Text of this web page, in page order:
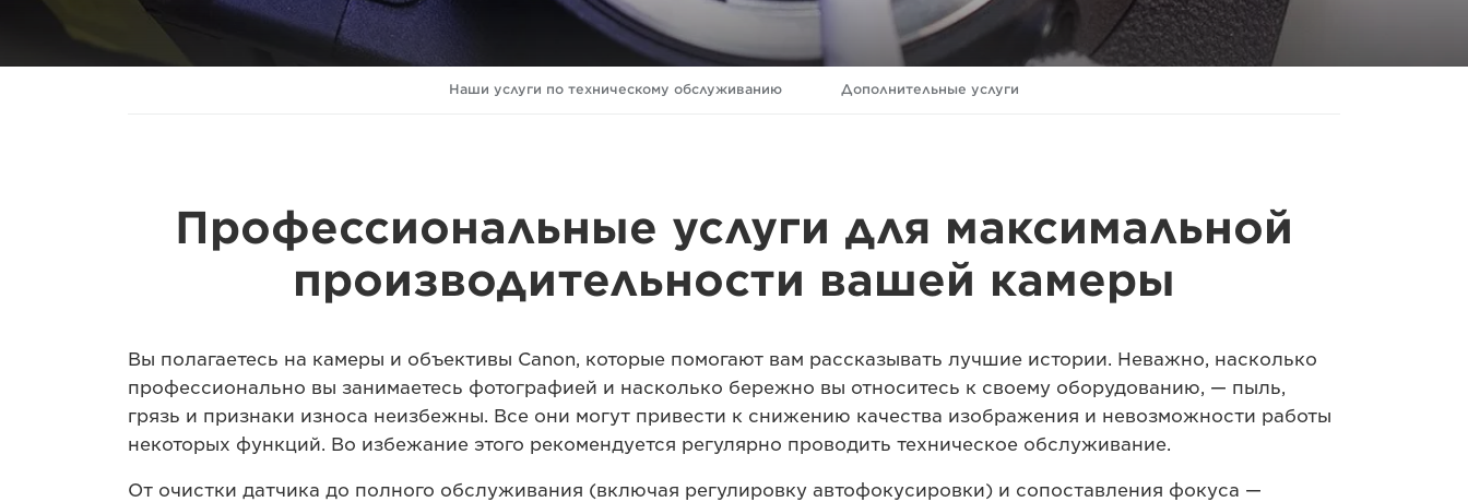
Наши услуги по техническому обслуживанию Дополнительные услуги
Профессиональные услуги для максимальной
производительности вашей камеры
Вы полагаетесь на камеры и объективы Canon, которые помогают вам рассказывать лучшие истории. Неважно, насколько
профессионально вы занимаетесь фотографией и насколько бережно вы относитесь к своему оборудованию, — пыль,
грязь и признаки износа неизбежны. Все они могут привести к снижению качества изображения и невозможности работы
некоторых функций. Во избежание этого рекомендуется регулярно проводить техническое обслуживание.
От очистки датчика до полного обслуживания (включая регулировку автофокусировки) и сопоставления фокуса —